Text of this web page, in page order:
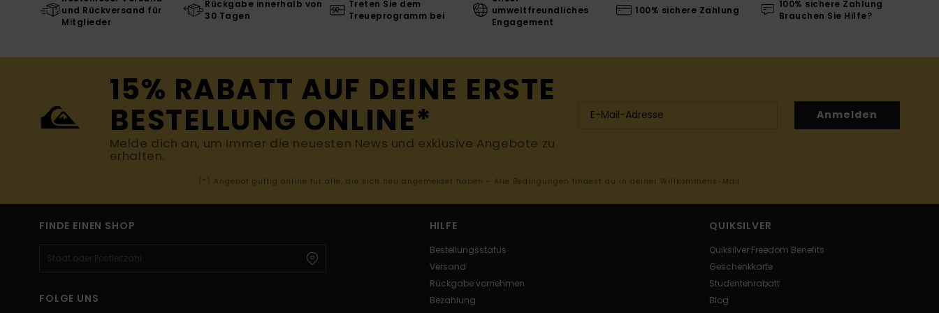
und Rückversand für
Mitglieder
Rückgabe innerhalb von
30 Tagen
Treten Sie dem
Treueprogramm bei
umweltfreundliches
Engagement
100% sichere Zahlung
100% sichere Zahlung
Brauchen Sie Hilfe?
15% RABATT AUF DEINE ERSTE
BESTELLUNG ONLINE*
Melde dich an, um immer die neuesten News und exklusive Angebote zu
erhalten.
Anmelden
(*) Angebot gültig online für alle, die sich neu angemeldet haben - Alle Bedingungen findest du in deiner Willkommens-Mail
FINDE EINEN SHOP
FOLGE UNS
HILFE
Bestellungsstatus
Versand
Rückgabe vornehmen
Bezahlung
QUIKSILVER
Quiksilver Freedom Benefits
Geschenkkarte
Studentenrabatt
Blog